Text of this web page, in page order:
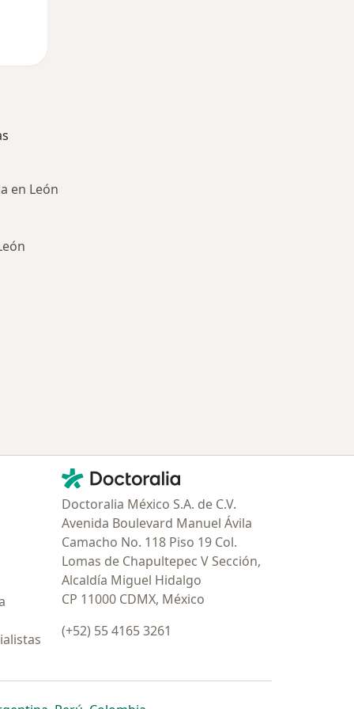
en León
Contacto
Doctoralia - Página de inicio
Doctoralia México S.A. de C.V.
Avenida Boulevard Manuel Ávila
Camacho No. 118 Piso 19 Col.
Lomas de Chapultepec V Sección,
Alcaldía Miguel Hidalgo
CP 11000 CDMX, México
(+52) 55 4165 3261